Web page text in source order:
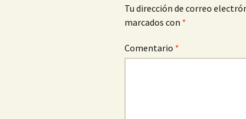
Tu dirección de correo
marcados con *
Comentario *